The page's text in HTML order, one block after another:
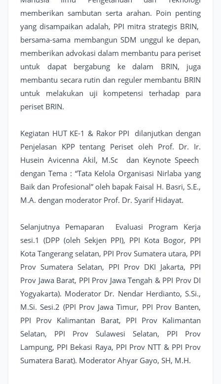
memberikan sambutan serta arahan. Poin penting
yang disampaikan adalah, PPI mitra strategis BRIN,
bersama-sama membangun SDM unggul ke depan,
memberikan advokasi dalam membantu para periset
untuk dapat bergabung ke dalam BRIN, juga
membantu secara rutin dan reguler membantu BRIN
untuk melakukan uji kompetensi terhadap para
periset BRIN.
Kegiatan HUT KE-1 & Rakor PPI dilanjutkan dengan
Penjelasan KPP tentang Periset oleh Prof. Dr. Ir.
Husein Avicenna Akil, M.Sc dan Keynote Speech
dengan Tema : “Tata Kelola Organisasi Nirlaba yang
Baik dan Profesional” oleh bapak Faisal H. Basri, S.E.,
M.A. dengan moderator Prof. Dr. Syarif Hidayat.
Selanjutnya Pemaparan Evaluasi Program Kerja
sesi.1 (DPP (oleh Sekjen PPI), PPI Kota Bogor, PPI
Kota Tangerang selatan, PPI Prov Sumatera utara, PPI
Prov Sumatera Selatan, PPI Prov DKI Jakarta, PPI
Prov Jawa Barat, PPI Prov Jawa Tengah & PPI Prov DI
Yogyakarta). Moderator Dr. Nendar Herdianto, S.Si.,
M.Si. Sesi.2 (PPI Prov Jawa Timur, PPI Prov Banten,
PPI Prov Kalimantan Barat, PPI Prov Kalimantan
Selatan, PPI Prov Sulawesi Selatan, PPI Prov
Lampung, PPI Bekasi Raya, PPI Prov NTT & PPI Prov
Sumatera Barat). Moderator Ahyar Gayo, SH, M.H.